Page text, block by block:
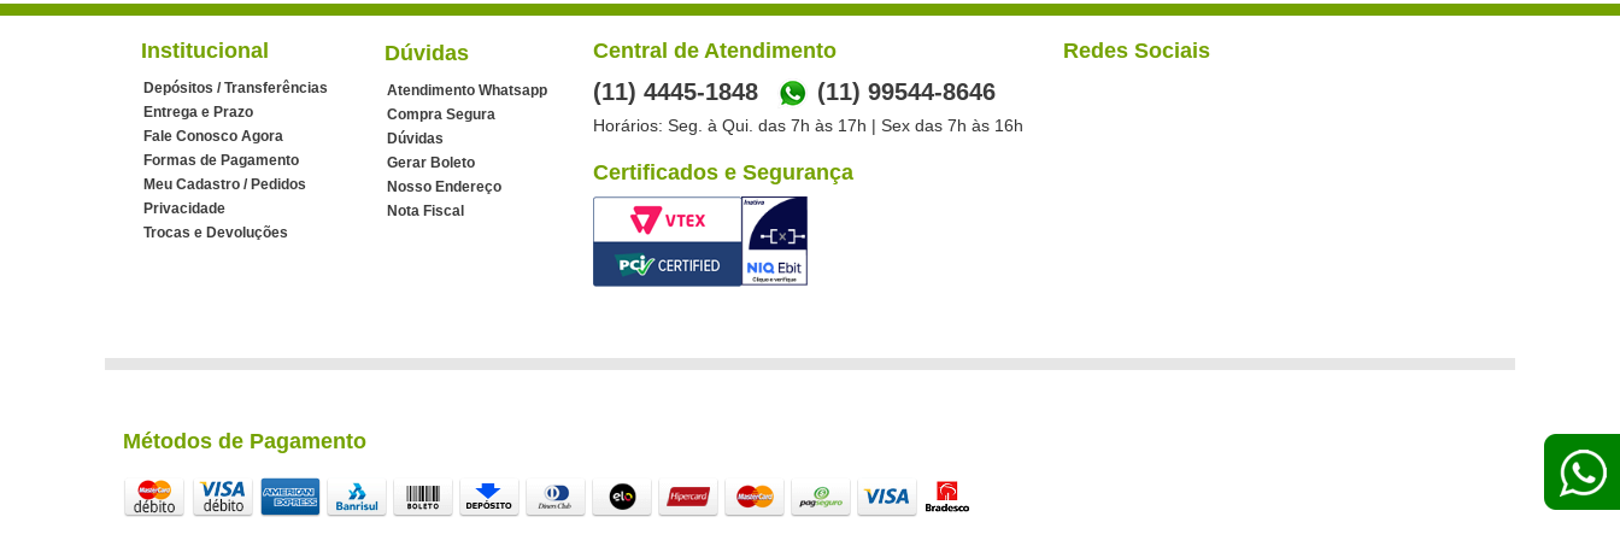
Institucional
Depósitos / Transferências
Entrega e Prazo
Fale Conosco Agora
Formas de Pagamento
Meu Cadastro / Pedidos
Privacidade
Trocas e Devoluções
Dúvidas
Atendimento Whatsapp
Compra Segura
Dúvidas
Gerar Boleto
Nosso Endereço
Nota Fiscal
Central de Atendimento
(11) 4445-1848 (11) 99544-8646
Horários: Seg. à Qui. das 7h às 17h | Sex das 7h às 16h
Certificados e Segurança
Redes Sociais
Métodos de Pagamento